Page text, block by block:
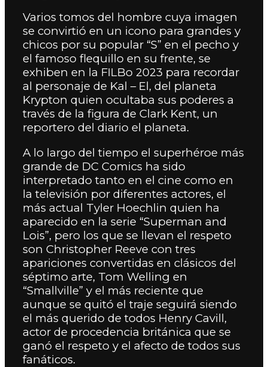
Varios tomos del hombre cuya imagen
se convirtió en un icono para grandes y
chicos por su popular “S” en el pecho y
el famoso flequillo en su frente, se
exhiben en la FILBo 2023 para recordar
al personaje de Kal – El, del planeta
Krypton quien ocultaba sus poderes a
través de la figura de Clark Kent, un
reportero del diario el planeta.
A lo largo del tiempo el superhéroe más
grande de DC Comics ha sido
interpretado tanto en el cine como en
la televisión por diferentes actores, el
más actual Tyler Hoechlin quien ha
aparecido en la serie “Superman and
Lois”, pero los que se llevan el respeto
son Christopher Reeve con tres
apariciones convertidas en clásicos del
séptimo arte, Tom Welling en
“Smallville” y el más reciente que
aunque se quitó el traje seguirá siendo
el más querido de todos Henry Cavill,
actor de procedencia británica que se
ganó el respeto y el afecto de todos sus
fanáticos.